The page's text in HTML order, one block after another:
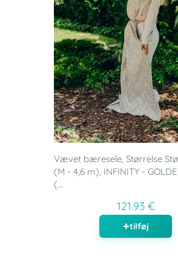
Vævet bæresele, Størrelse
(M - 4,6 m), INFINITY -
(...
121.93 €
tilføj